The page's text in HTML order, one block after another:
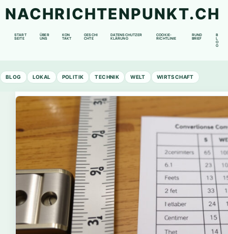
NACHRICHTENPUNKT.CH
START
SEITE
ÜBER
UNS
KON
TAKT
GESCHI
CHTE
DATENSCHUTZER
KLÄRUNG
COOKIE-
RICHTLINIE
RUND
BRIEF
B
L
O
G
BLOG LOKAL POLITIK TECHNIK WELT WIRTSCHAFT